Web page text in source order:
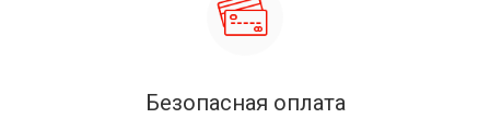
Безопасная оплата